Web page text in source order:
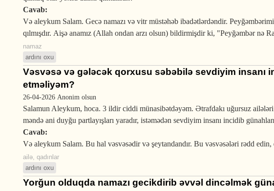
Cavab:
Və aleykum Salam. Gecə namazı və vitr müstəhəb ibadətlərdəndir.
qılmışdır. Aişə anamız (Allah ondan arzı olsun) bildirmişdir ki, "Peyğəmbər nə
namaz
ardını oxu
Vəsvəsə və gələcək qorxusu səbəbilə sevdiyim insanı
etməliyəm?
26-04-2026 Anonim olsun
Salamun Aleykum, hoca. 3 ildir ciddi münasibətdəyəm. Ətrafdakı uğursuz
məndə ani duyğu partlayışları yaradır, istəmədən sevdiyim insanı incidib
Cavab:
Və aleykum Salam. Bu hal vəsvəsədir və şeytandandır. Bu vəsvəsələri rədd
ailə, qadınlar
ardını oxu
Yorğun olduqda namazı gecikdirib əvvəl dincəlmək